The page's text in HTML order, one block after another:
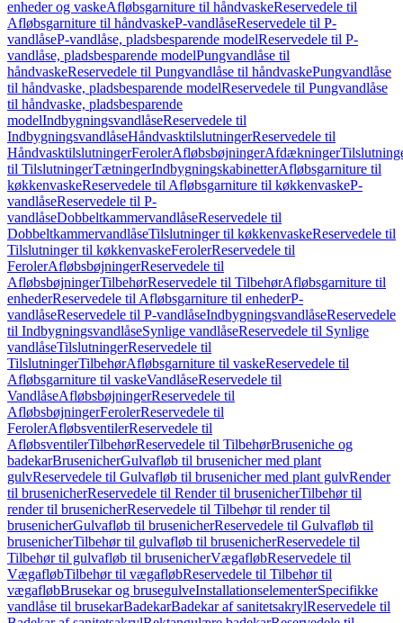
enheder og vaskeAfløbsgarniture til håndvaskeReservedele til
Afløbsgarniture til håndvaskeP-vandlåseReservedele til P-
vandlåseP-vandlåse, pladsbesparende modelReservedele til P-
vandlåse, pladsbesparende modelPungvandlåse til
håndvaskeReservedele til Pungvandlåse til håndvaskePungvandlåse
til håndvaske, pladsbesparende modelReservedele til Pungvandlåse
til håndvaske, pladsbesparende
modelIndbygningsvandlåseReservedele til
IndbygningsvandlåseHåndvasktilslutningerReservedele til
HåndvasktilslutningerFerolerAfløbsbøjningerAfdækninger
til TilslutningerTætningerIndbygningskabinetterAfløbsgarniture til
køkkenvaskeReservedele til Afløbsgarniture til køkkenvaskeP-
vandlåseReservedele til P-
vandlåseDobbeltkammervandlåseReservedele til
DobbeltkammervandlåseTilslutninger til køkkenvaskeReservedele til
Tilslutninger til køkkenvaskeFerolerReservedele til
FerolerAfløbsbøjningerReservedele til
AfløbsbøjningerTilbehørReservedele til TilbehørAfløbsgarniture til
enhederReservedele til Afløbsgarniture til enhederP-
vandlåseReservedele til P-vandlåseIndbygningsvandlåseReservedele
til IndbygningsvandlåseSynlige vandlåseReservedele til Synlige
vandlåseTilslutningerReservedele til
TilslutningerTilbehørAfløbsgarniture til vaskeReservedele til
Afløbsgarniture til vaskeVandlåseReservedele til
VandlåseAfløbsbøjningerReservedele til
AfløbsbøjningerFerolerReservedele til
FerolerAfløbsventilerReservedele til
AfløbsventilerTilbehørReservedele til TilbehørBruseniche og
badekarBrusenicherGulvafløb til brusenicher med plant
gulvReservedele til Gulvafløb til brusenicher med plant gulvRender
til brusenicherReservedele til Render til brusenicherTilbehør til
render til brusenicherReservedele til Tilbehør til render til
brusenicherGulvafløb til brusenicherReservedele til Gulvafløb til
brusenicherTilbehør til gulvafløb til brusenicherReservedele til
Tilbehør til gulvafløb til brusenicherVægafløbReservedele til
VægafløbTilbehør til vægafløbReservedele til Tilbehør til
vægafløbBrusekar og brusegulveInstallationselementerSpecifikke
vandlåse til brusekarBadekarBadekar af sanitetsakrylReservedele til